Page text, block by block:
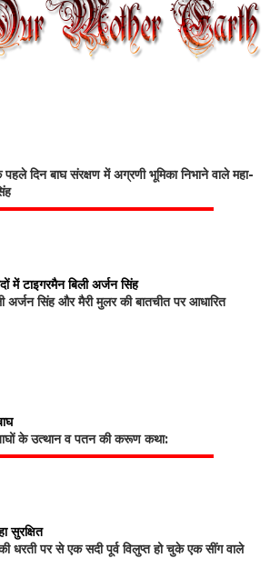
दिन बाघ संरक्षण में अग्रणी भूमिका निभाने वाले महा-
में टाइगरमैन बिली अर्जन सिंह
अर्जन सिंह और मैरी मुलर की बातचीत पर आधारित
के उत्थान व पतन की करूण कथा:
सुरक्षित
धरती पर से एक सदी पूर्व विलुप्त हो चुके एक सींग वाले